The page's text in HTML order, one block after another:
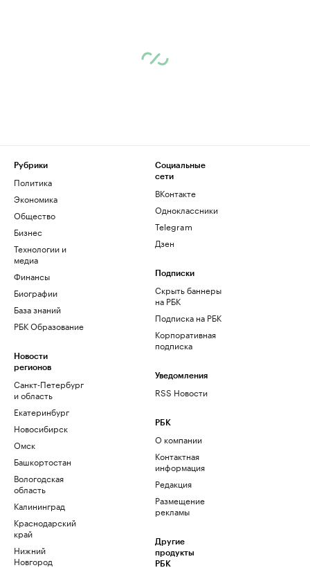
Рубрики
Политика
Экономика
Общество
Бизнес
Технологии и
медиа
Финансы
Биографии
База знаний
РБК Образование
Новости
регионов
Санкт-Петербург
и область
Екатеринбург
Новосибирск
Омск
Башкортостан
Вологодская
область
Калининград
Краснодарский
край
Нижний
Новгород
Социальные
сети
ВКонтакте
Одноклассники
Telegram
Дзен
Подписки
Скрыть баннеры
на РБК
Подписка на РБК
Корпоративная
подписка
Уведомления
RSS Новости
РБК
О компании
Контактная
информация
Редакция
Размещение
рекламы
Другие
продукты
РБК